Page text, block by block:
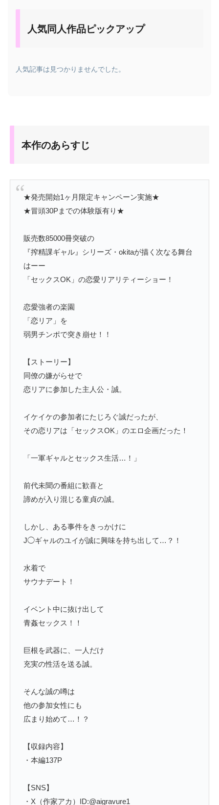
人気同人作品ピックアップ
人気記事は見つかりませんでした。
本作のあらすじ
★発売開始1ヶ月限定キャンペーン実施★
★冒頭30Pまでの体験版有り★
販売数85000冊突破の
『搾精課ギャル』シリーズ・okitaが描く次なる舞台
はーー
「セックスOK」の恋愛リアリティーショー！
恋愛強者の楽園
「恋リア」を
弱男チンポで突き崩せ！！
【ストーリー】
同僚の嫌がらせで
恋リアに参加した主人公・誠。
イケイケの参加者にたじろぐ誠だったが、
その恋リアは「セックスOK」のエロ企画だった！
「一軍ギャルとセックス生活…！」
前代未聞の番組に歓喜と
諦めが入り混じる童貞の誠。
しかし、ある事件をきっかけに
J◯ギャルのユイが誠に興味を持ち出して…？！
水着で
サウナデート！
イベント中に抜け出して
青姦セックス！！
巨根を武器に、一人だけ
充実の性活を送る誠。
そんな誠の噂は
他の参加女性にも
広まり始めて…！？
【収録内容】
・本編137P
【SNS】
・X（作家アカ）ID:@aigravure1